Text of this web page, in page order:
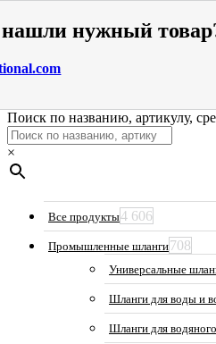
нужный
Поиск по названию, артикулу,
×
Все продукты4 606
Промышленные шланги708
Универсальные
Шланги для воды и
Шланги для